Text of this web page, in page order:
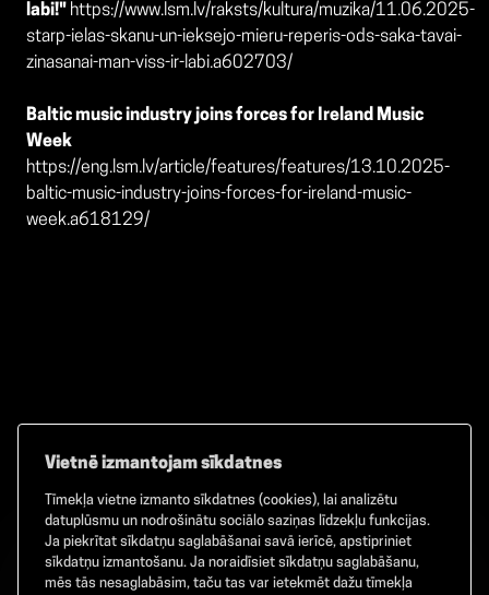
labi!" https://www.lsm.lv/raksts/kultura/muzika/11.06.2025-
starp-ielas-skanu-un-ieksejo-mieru-reperis-ods-saka-tavai-
zinasanai-man-viss-ir-labi.a602703/
Baltic music industry joins forces for Ireland Music
Week
https://eng.lsm.lv/article/features/features/13.10.2025-
baltic-music-industry-joins-forces-for-ireland-music-
week.a618129/
Facebook TikTok Instagram
Vietnē izmantojam sīkdatnes
Tīmekļa vietne izmanto sīkdatnes (cookies), lai analizētu
datuplūsmu un nodrošinātu sociālo saziņas līdzekļu funkcijas.
Ja piekrītat sīkdatņu saglabāšanai savā ierīcē, apstipriniet
sīkdatņu izmantošanu. Ja noraidīsiet sīkdatņu saglabāšanu,
mēs tās nesaglabāsim, taču tas var ietekmēt dažu tīmekļa